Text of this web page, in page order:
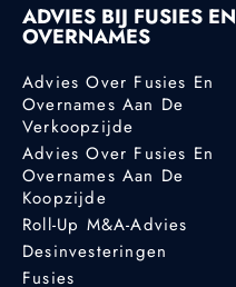
ADVIES BIJ FUSIES EN
OVERNAMES
Advies Over Fusies En
Overnames Aan De
Verkoopzijde
Advies Over Fusies En
Overnames Aan De
Koopzijde
Roll-Up M&A-Advies
Desinvesteringen
Fusies